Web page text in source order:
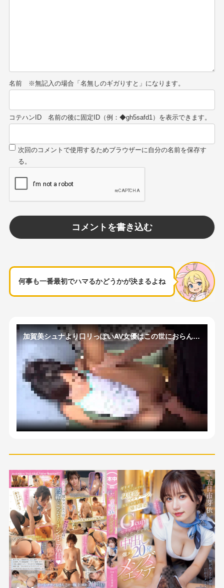
名前
コテハンID
何事も一番最初でハマるかどうかが決まるよね
加賀美シュナより口リっぽいAV女優はこの世におらんのか？